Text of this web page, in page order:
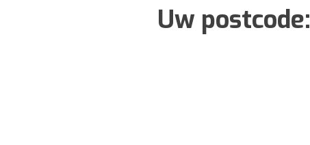
Uw postcode: